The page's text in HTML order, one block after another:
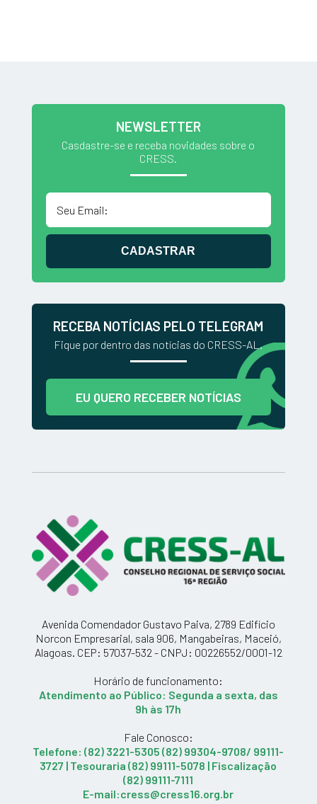
NEWSLETTER
Casdastre-se e receba novidades sobre o
CRESS.
CADASTRAR
RECEBA NOTÍCIAS PELO TELEGRAM
Fique por dentro das notícias do CRESS-AL.
EU QUERO RECEBER NOTÍCIAS
Avenida Comendador Gustavo Paiva, 2789 Edifício
Norcon Empresarial, sala 906, Mangabeiras, Maceió,
Alagoas. CEP: 57037-532 - CNPJ: 00226552/0001-12
Horário de funcionamento:
Atendimento ao Público: Segunda a sexta, das
9h às 17h
Fale Conosco:
Telefone: (82) 3221-5305 (82) 99304-9708/ 99111-
3727 | Tesouraria (82) 99111-5078 | Fiscalização
(82) 99111-7111
E-mail:cress@cress16.org.br